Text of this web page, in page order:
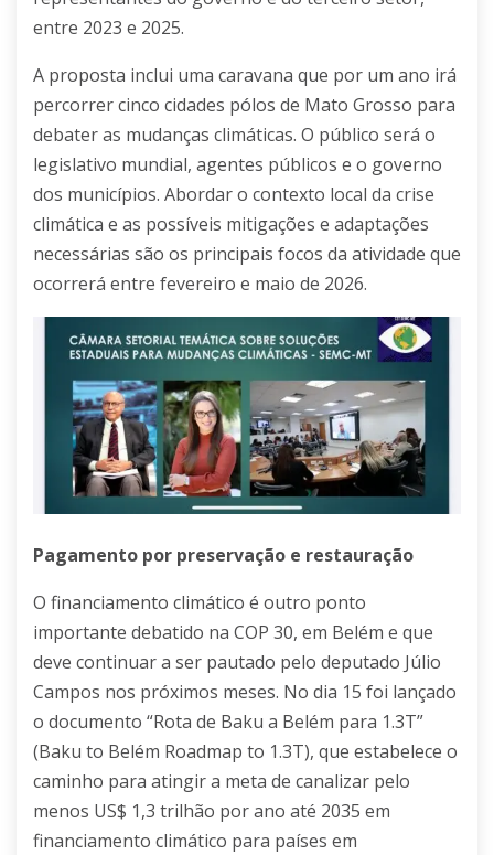
entre 2023 e 2025.
A proposta inclui uma caravana que por um ano irá
percorrer cinco cidades pólos de Mato Grosso para
debater as mudanças climáticas. O público será o
legislativo mundial, agentes públicos e o governo
dos municípios. Abordar o contexto local da crise
climática e as possíveis mitigações e adaptações
necessárias são os principais focos da atividade que
ocorrerá entre fevereiro e maio de 2026.
Pagamento por preservação e restauração
O financiamento climático é outro ponto
importante debatido na COP 30, em Belém e que
deve continuar a ser pautado pelo deputado Júlio
Campos nos próximos meses. No dia 15 foi lançado
o documento “Rota de Baku a Belém para 1.3T”
(Baku to Belém Roadmap to 1.3T), que estabelece o
caminho para atingir a meta de canalizar pelo
menos US$ 1,3 trilhão por ano até 2035 em
financiamento climático para países em